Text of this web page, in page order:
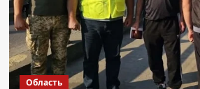
Область